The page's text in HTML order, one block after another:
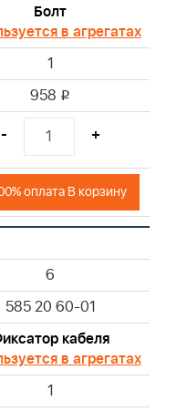
Болт
в агрегатах
1
958 i
- +
оплата В корзину
6
585 20 60-01
кабеля
в агрегатах
1